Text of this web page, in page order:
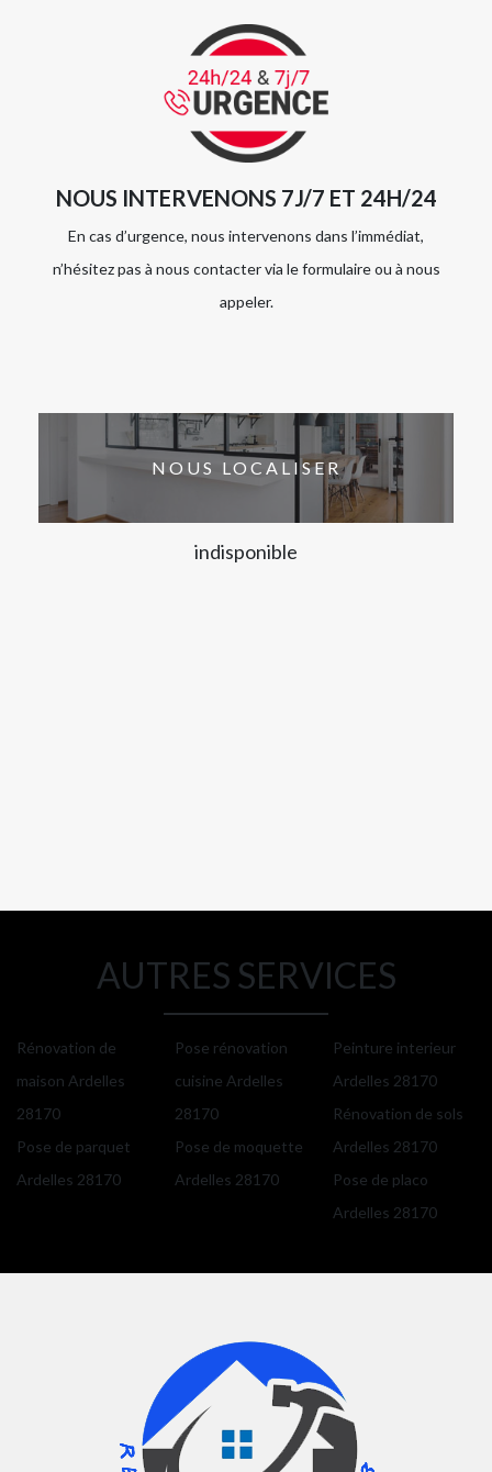
NOUS INTERVENONS 7J/7 ET 24H/24
En cas d’urgence, nous intervenons dans l’immédiat,
n’hésitez pas à nous contacter via le formulaire ou à nous
appeler.
NOUS LOCALISER
indisponible
AUTRES SERVICES
Rénovation de
maison Ardelles
28170
Pose de parquet
Ardelles 28170
Pose rénovation
cuisine Ardelles
28170
Pose de moquette
Ardelles 28170
Peinture interieur
Ardelles 28170
Rénovation de sols
Ardelles 28170
Pose de placo
Ardelles 28170